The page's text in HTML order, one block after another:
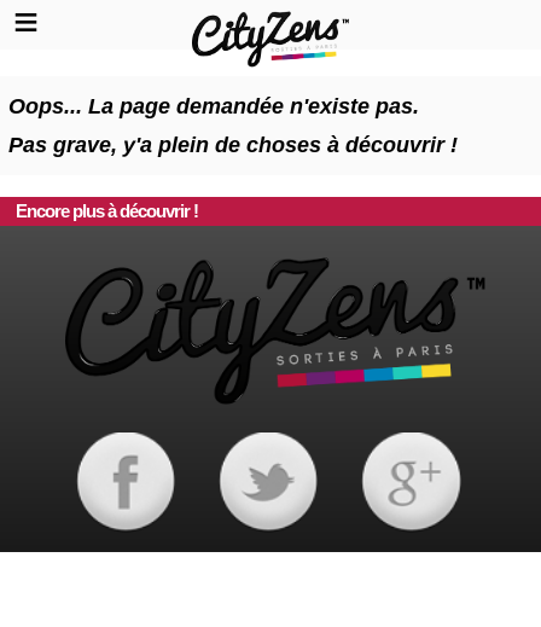
Oops... La page demandée n'existe pas.
Pas grave, y'a plein de choses à découvrir !
Encore plus à découvrir !